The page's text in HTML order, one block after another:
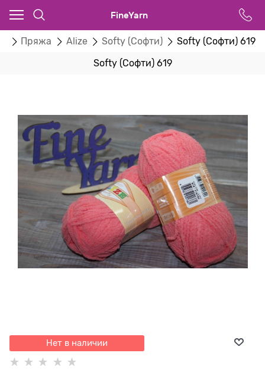
FineYarn
Пряжа Alize Softy (Софти) Softy (Софти) 619
Softy (Софти) 619
Нет в наличии